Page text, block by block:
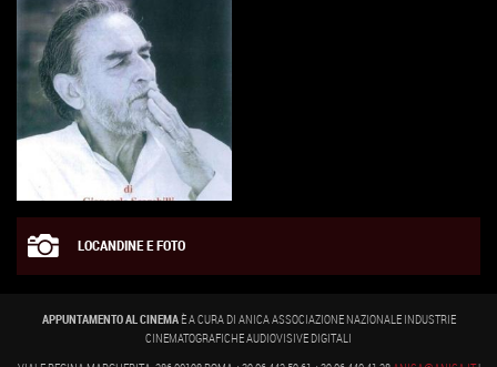
LOCANDINE E FOTO
APPUNTAMENTO AL CINEMAÈ A CURA DI ANICA ASSOCIAZIONE NAZIONALE INDUSTRIE
CINEMATOGRAFICHE AUDIOVISIVE DIGITALI